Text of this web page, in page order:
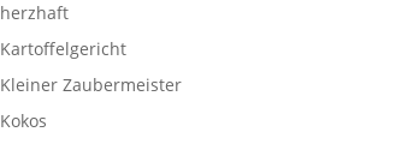
herzhaft
Kartoffelgericht
Kleiner Zaubermeister
Kokos